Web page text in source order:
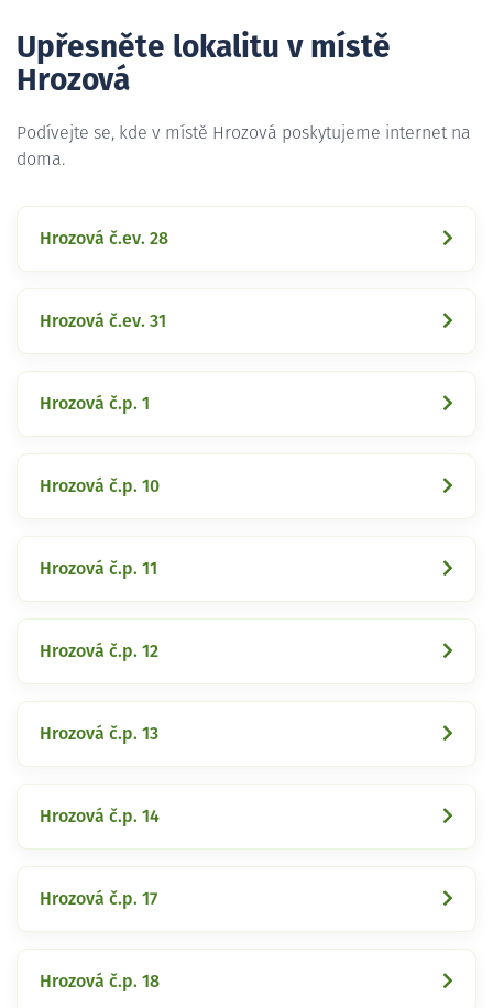
Upřesněte lokalitu v místě
Hrozová
Podívejte se, kde v místě Hrozová poskytujeme internet na
doma.
Hrozová č.ev. 28
Hrozová č.ev. 31
Hrozová č.p. 1
Hrozová č.p. 10
Hrozová č.p. 11
Hrozová č.p. 12
Hrozová č.p. 13
Hrozová č.p. 14
Hrozová č.p. 17
Hrozová č.p. 18